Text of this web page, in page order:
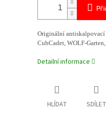
Originální antiskalpovací
CubCadet, WOLF-
Detailní informace
HLÍDAT SDÍLET